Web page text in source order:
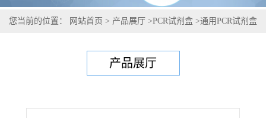
您当前的位置： 网站首页 > 产品展厅 >PCR试剂盒 >通用PCR试剂盒
产品展厅